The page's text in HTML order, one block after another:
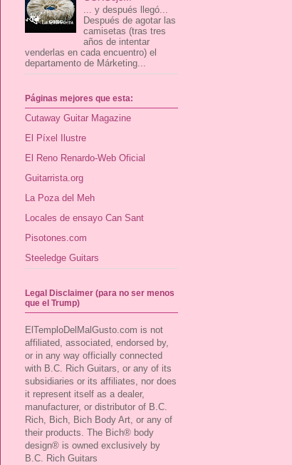
... y después llegó...
Después de agotar las
camisetas (tras tres
años de intentar
venderlas en cada encuentro) el
departamento de Márketing...
Páginas mejores que esta:
Cutaway Guitar Magazine
El Píxel Ilustre
El Reno Renardo-Web Oficial
Guitarrista.org
La Poza del Meh
Locales de ensayo Can Sant
Pisotones.com
Steeledge Guitars
Legal Disclaimer (para no ser menos
que el Trump)
ElTemploDelMalGusto.com is not
affiliated, associated, endorsed by,
or in any way officially connected
with B.C. Rich Guitars, or any of its
subsidiaries or its affiliates, nor does
it represent itself as a dealer,
manufacturer, or distributor of B.C.
Rich, Bich, Bich Body Art, or any of
their products. The Bich® body
design® is owned exclusively by
B.C. Rich Guitars